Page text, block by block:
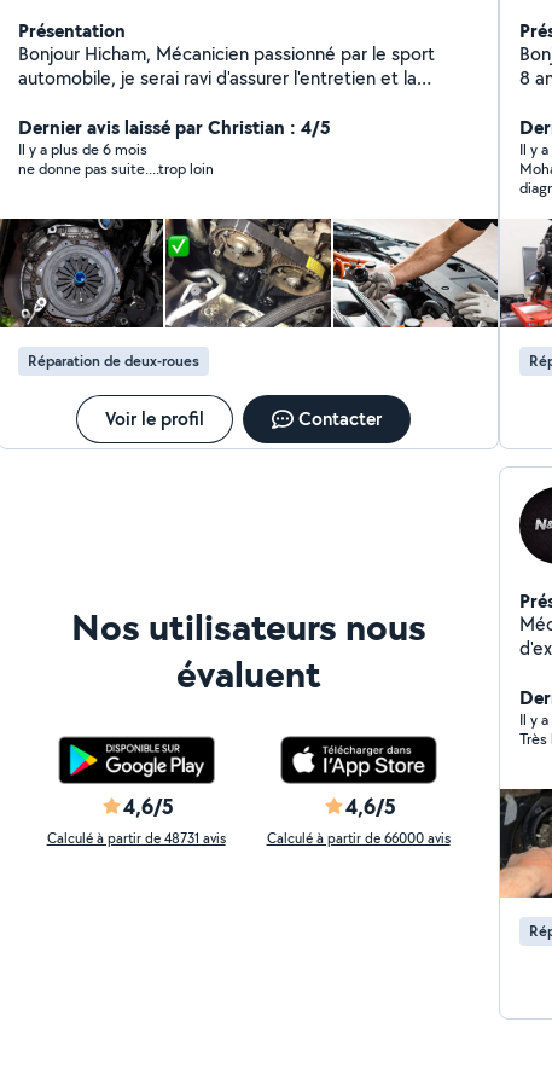
Présentation
Bonjour Hicham, Mécanicien passionné par le sport
automobile, je serai ravi d'assurer l'entretien et la
Spécialisé dans les diagnostics mécaniques et
électriques, je mets mon expertise à votre service pour
garantir la performance et la fiabilité de votre voiture.
ou, dans la mesure du possible, directement chez vous .
N'hésitez pas à me contacter pour échanger sur vos
besoins. À très bientôt, j'espère !
Dernier avis laissé par Christian : 4/5
Il y a plus de 6 mois
ne donne pas suite....trop loin
Réparation de deux-roues
Voir le profil Contacter
8
Il y
Nos utilisateurs nous
évaluent
4,6/5
Calculé à partir de 48731 avis
4,6/5
Calculé à partir de 66000 avis
Il y